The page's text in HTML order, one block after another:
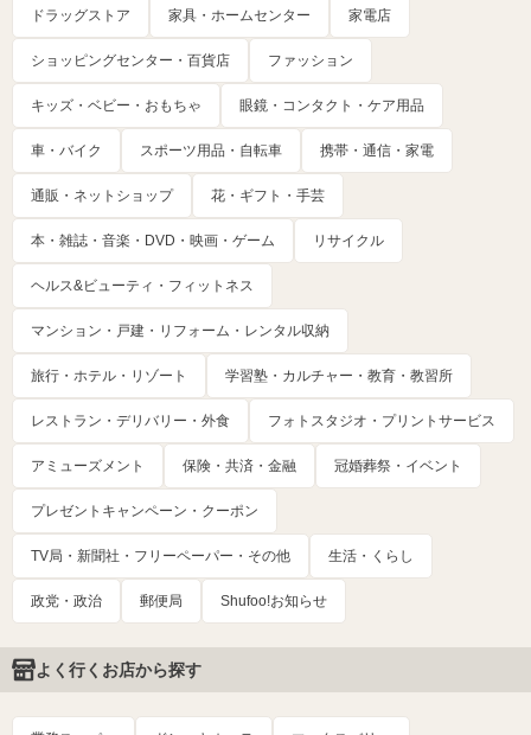
ドラッグストア 家具・ホームセンター 家電店
ショッピングセンター・百貨店 ファッション
キッズ・ベビー・おもちゃ 眼鏡・コンタクト・ケア用品
車・バイク スポーツ用品・自転車 携帯・通信・家電
通販・ネットショップ 花・ギフト・手芸
本・雑誌・音楽・DVD・映画・ゲーム リサイクル
ヘルス&ビューティ・フィットネス
マンション・戸建・リフォーム・レンタル収納
旅行・ホテル・リゾート 学習塾・カルチャー・教育・教習所
レストラン・デリバリー・外食 フォトスタジオ・プリントサービス
アミューズメント 保険・共済・金融 冠婚葬祭・イベント
プレゼントキャンペーン・クーポン
TV局・新聞社・フリーペーパー・その他 生活・くらし
政党・政治 郵便局 Shufoo!お知らせ
よく行くお店から探す